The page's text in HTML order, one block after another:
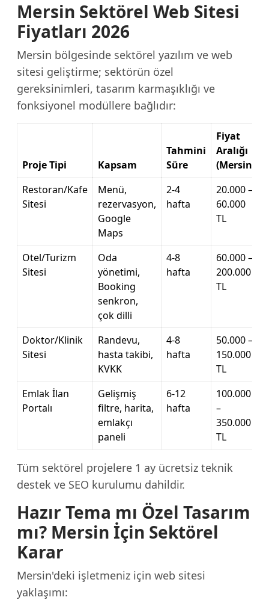
Mersin Sektörel Web Sitesi
Fiyatları 2026
Mersin bölgesinde sektörel yazılım ve web
sitesi geliştirme; sektörün özel
gereksinimleri, tasarım karmaşıklığı ve
fonksiyonel modüllere bağlıdır:
Proje Tipi Kapsam
Tahmini
Süre
Fiyat
Aralığı
(Mersin)
Restoran/Kafe
Sitesi
Menü,
rezervasyon,
Google
Maps
2-4
hafta
20.000 –
60.000
TL
Otel/Turizm
Sitesi
Oda
yönetimi,
Booking
senkron,
çok dilli
4-8
hafta
60.000 –
200.000
TL
Doktor/Klinik
Sitesi
Randevu,
hasta takibi,
KVKK
4-8
hafta
50.000 –
150.000
TL
Emlak İlan
Portalı
Gelişmiş
filtre, harita,
emlakçı
paneli
6-12
hafta
100.000
–
350.000
TL
Tüm sektörel projelere 1 ay ücretsiz teknik
destek ve SEO kurulumu dahildir.
Hazır Tema mı Özel Tasarım
mı? Mersin İçin Sektörel
Karar
Mersin'deki işletmeniz için web sitesi
yaklaşımı: